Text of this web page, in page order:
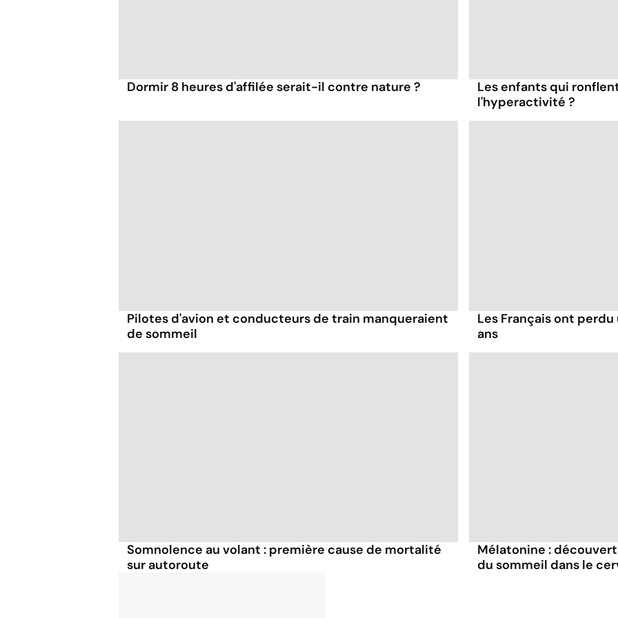
Dormir 8 heures d'affilée serait-il contre nature ?
Les enfants qui
l'hyperactivité ?
Pilotes d'avion et conducteurs de train manqueraient
de sommeil
Les Français ont
ans
Somnolence au volant : première cause de mortalité
sur autoroute
Mélatonine :
du sommeil dans le